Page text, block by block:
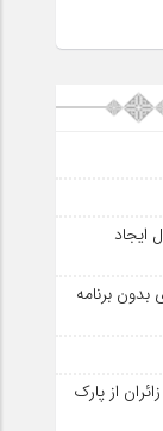
ایجاد
بدون برنامه
از پارک